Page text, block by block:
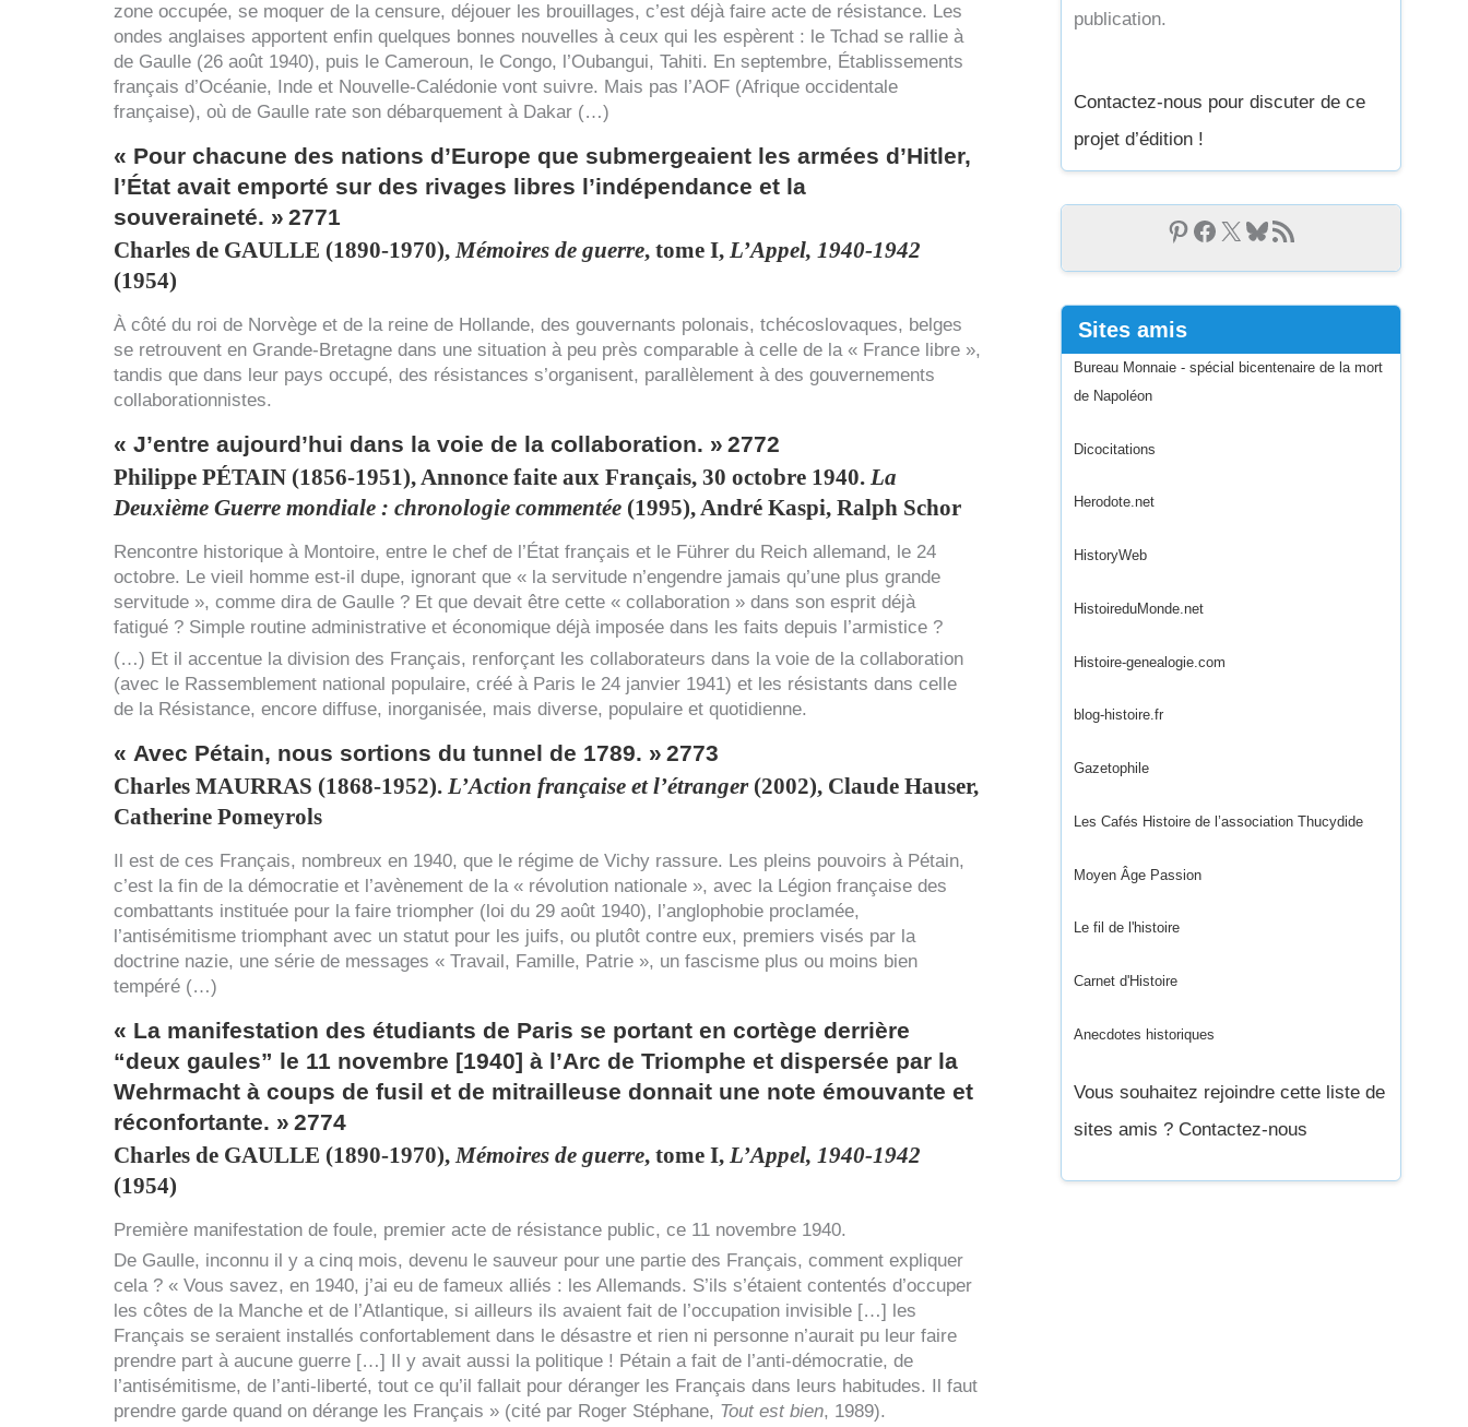
zone occupée, se moquer de la censure, déjouer les brouillages, c’est déjà faire acte de résistance. Les
ondes anglaises apportent enfin quelques bonnes nouvelles à ceux qui les espèrent : le Tchad se rallie à
de Gaulle (26 août 1940), puis le Cameroun, le Congo, l’Oubangui, Tahiti. En septembre, Établissements
français d’Océanie, Inde et Nouvelle-Calédonie vont suivre. Mais pas l’AOF(Afrique occidentale
française), où de Gaulle rate son débarquement à Dakar (…)
« Pour chacune des nations d’Europe que submergeaient les armées d’Hitler,
l’État avait emporté sur des rivages libres l’indépendance et la
souveraineté. » 2771
Charles de GAULLE (1890-1970),Mémoires de guerre, tome I, L’Appel, 1940-1942
(1954)
À côté du roi de Norvège et de la reine de Hollande, des gouvernants polonais, tchécoslovaques, belges
se retrouvent en Grande-Bretagne dans une situation à peu près comparable à celle de la « France libre »,
tandis que dans leur pays occupé, des résistances s’organisent, parallèlement à des gouvernements
collaborationnistes.
« J’entre aujourd’hui dans la voie de la collaboration. » 2772
Philippe PÉTAIN(1856-1951), Annonce faite aux Français, 30 octobre 1940.La
Deuxième Guerre mondiale : chronologie commentée(1995), André Kaspi, Ralph Schor
Rencontre historique à Montoire, entre le chef de l’État français et le Führer du Reich allemand, le 24
octobre. Le vieil homme est-il dupe, ignorant que « la servitude n’engendre jamais qu’une plus grande
servitude », comme dira de Gaulle ? Et que devait être cette « collaboration » dans son esprit déjà
fatigué ? Simple routine administrative et économique déjà imposée dans les faits depuis l’armistice ?
(…) Et il accentue la division des Français, renforçant les collaborateurs dans la voie de la collaboration
(avec le Rassemblement national populaire, créé à Paris le 24 janvier 1941) et les résistants dans celle
de la Résistance, encore diffuse, inorganisée, mais diverse, populaire et quotidienne.
« Avec Pétain, nous sortions du tunnel de 1789. » 2773
Charles MAURRAS (1868-1952).L’Action française et l’étranger(2002), Claude Hauser,
Catherine Pomeyrols
Il est de ces Français, nombreux en 1940, que le régime de Vichy rassure. Les pleins pouvoirs à Pétain,
c’est la fin de la démocratie et l’avènement de la « révolution nationale », avec la Légion française des
combattants instituée pour la faire triompher (loi du 29 août 1940), l’anglophobie proclamée,
l’antisémitisme triomphant avec un statut pour les juifs, ou plutôt contre eux, premiers visés par la
doctrine nazie, une série de messages « Travail, Famille, Patrie », un fascisme plus ou moins bien
tempéré (…)
« La manifestation des étudiants de Paris se portant en cortège derrière
“deux gaules” le 11 novembre [1940] à l’Arc de Triomphe et dispersée par la
Wehrmacht à coups de fusil et de mitrailleuse donnait une note émouvante et
réconfortante. » 2774
Charles de GAULLE (1890-1970),Mémoires de guerre, tome I,L’Appel, 1940-1942
(1954)
Première manifestation de foule, premier acte de résistance public, ce 11 novembre 1940.
De Gaulle, inconnu il y a cinq mois, devenu le sauveur pour une partie des Français, comment expliquer
cela ? « Vous savez, en 1940, j’ai eu de fameux alliés : les Allemands. S’ils s’étaient contentés d’occuper
les côtes de la Manche et de l’Atlantique, si ailleurs ils avaient fait de l’occupation invisible […] les
Français se seraient installés confortablement dans le désastre et rien ni personne n’aurait pu leur faire
prendre part à aucune guerre […] Il y avait aussi la politique ! Pétain a fait de l’anti-démocratie, de
l’antisémitisme, de l’anti-liberté, tout ce qu’il fallait pour déranger les Français dans leurs habitudes. Il faut
prendre garde quand on dérange les Français » (cité par Roger Stéphane, Tout est bien, 1989).
publication.
Contactez-nous pour discuter de ce
projet d’édition !
Sites amis
Bureau Monnaie - spécial bicentenaire de la mort
de Napoléon
Dicocitations
Herodote.net
HistoryWeb
HistoireduMonde.net
Histoire-genealogie.com
blog-histoire.fr
Gazetophile
Les Cafés Histoire de l’association Thucydide
Moyen Âge Passion
Le fil de l'histoire
Carnet d'Histoire
Anecdotes historiques
Vous souhaitez rejoindre cette liste de
sites amis ? Contactez-nous